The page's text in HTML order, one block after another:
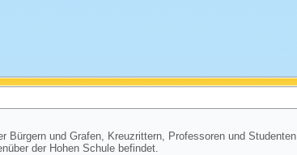
Bürgern und Grafen, Kreuzrittern, Professoren und
der Hohen Schule befindet.